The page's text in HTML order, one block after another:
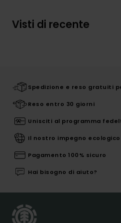
Visti di recente
Spedizione e reso gratuiti
Reso entro 30 giorni
Unisciti al programma
Il nostro impegno ecologico
Pagamento 100% sicuro
Hai bisogno di aiuto?